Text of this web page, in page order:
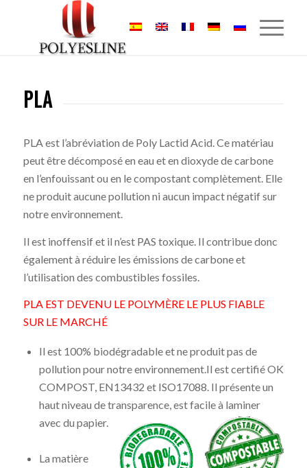
PLA
PLA est l’abréviation de Poly Lactid Acid. Ce matériau
peut être décomposé en eau et en dioxyde de carbone
en l’enfouissant ou en le compostant complètement. Elle
ne produit aucune pollution ni aucun impact négatif sur
notre environnement.
Il est inoffensif et il n’est PAS toxique. Il contribue donc
également à réduire les émissions de carbone et
l’utilisation des combustibles fossiles.
PLA EST DEVENU LE POLYMÈRE LE PLUS FIABLE
SUR LE MARCHÉ
Il est 100% biodégradable et ne produit pas de
pollution pour notre environnement.Il est certifié OK
COMPOST, EN13432 et ISO17088. Il présente un
haut niveau de transparence, est facile à laminer
avec du papier.
La matière